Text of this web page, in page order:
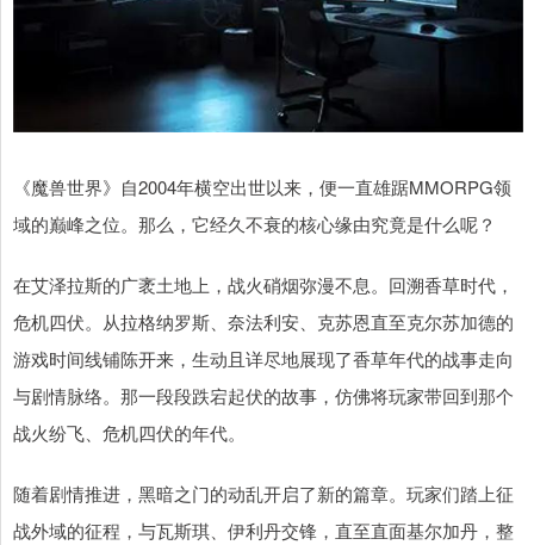
《魔兽世界》自2004年横空出世以来，便一直雄踞MMORPG领
域的巅峰之位。那么，它经久不衰的核心缘由究竟是什么呢？
在艾泽拉斯的广袤土地上，战火硝烟弥漫不息。回溯香草时代，
危机四伏。从拉格纳罗斯、奈法利安、克苏恩直至克尔苏加德的
游戏时间线铺陈开来，生动且详尽地展现了香草年代的战事走向
与剧情脉络。那一段段跌宕起伏的故事，仿佛将玩家带回到那个
战火纷飞、危机四伏的年代。
随着剧情推进，黑暗之门的动乱开启了新的篇章。玩家们踏上征
战外域的征程，与瓦斯琪、伊利丹交锋，直至直面基尔加丹，整